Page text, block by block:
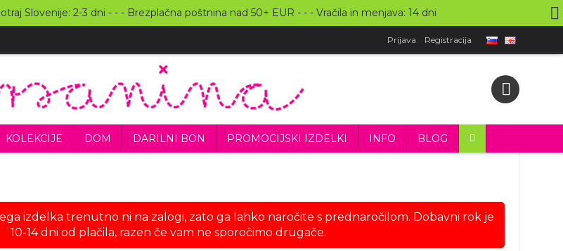
Slovenije: 2-3 dni - - - Brezplačna poštnina nad 50+ EUR - - - Vračila in menjava: 14 dni
Prijava Registracija
KOLEKCIJE DOM DARILNI BON PROMOCIJSKI IZDELKI INFO BLOG
izdelka trenutno ni na zalogi, zato ga lahko naročite s prednaročilom. Dobavni rok je
10-14 dni od plačila, razen če vam ne sporočimo drugače.